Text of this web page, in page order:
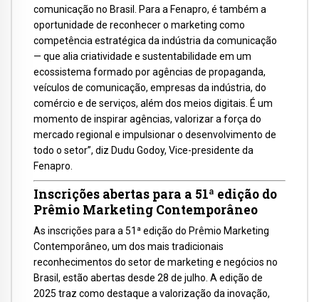
comunicação no Brasil. Para a Fenapro, é também a
oportunidade de reconhecer o marketing como
competência estratégica da indústria da comunicação
— que alia criatividade e sustentabilidade em um
ecossistema formado por agências de propaganda,
veículos de comunicação, empresas da indústria, do
comércio e de serviços, além dos meios digitais. É um
momento de inspirar agências, valorizar a força do
mercado regional e impulsionar o desenvolvimento de
todo o setor”, diz Dudu Godoy, Vice-presidente da
Fenapro.
Inscrições abertas para a 51ª edição do
Prêmio Marketing Contemporâneo
As inscrições para a 51ª edição do Prêmio Marketing
Contemporâneo, um dos mais tradicionais
reconhecimentos do setor de marketing e negócios no
Brasil, estão abertas desde 28 de julho. A edição de
2025 traz como destaque a valorização da inovação,